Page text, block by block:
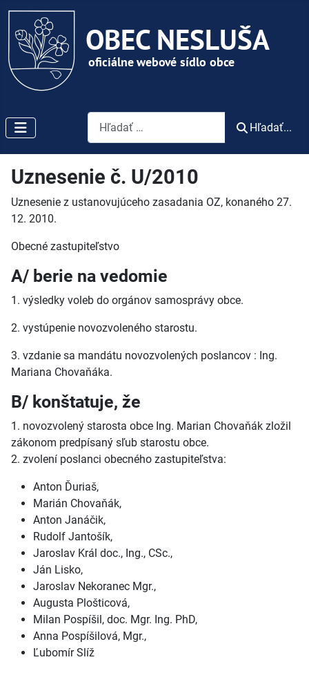
Vyhľadávanie
Hľadať...
Uznesenie č. U/2010
Uznesenie z ustanovujúceho zasadania OZ, konaného 27.
12. 2010.
Obecné zastupiteľstvo
A/ berie na vedomie
1. výsledky voleb do orgánov samosprávy obce.
2. vystúpenie novozvoleného starostu.
3. vzdanie sa mandátu novozvolených poslancov : Ing.
Mariana Chovaňáka.
B/ konštatuje, že
1. novozvolený starosta obce Ing. Marian Chovaňák zložil
zákonom predpísaný sľub starostu obce.
2. zvolení poslanci obecného zastupiteľstva:
Anton Ďuriaš,
Marián Chovaňák,
Anton Janáčik,
Rudolf Jantošík,
Jaroslav Král doc., Ing., CSc.,
Ján Lisko,
Jaroslav Nekoranec Mgr.,
Augusta Plošticová,
Milan Pospíšil, doc. Mgr. Ing. PhD,
Anna Pospíšilová, Mgr.,
Ľubomír Slíž